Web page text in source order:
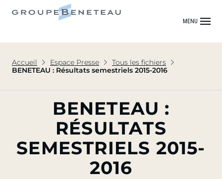
MENU
Accueil Espace Presse
Tous les fichiers
BENETEAU : Résultats semestriels 2015-2016
BENETEAU :
RÉSULTATS
SEMESTRIELS 2015-
2016